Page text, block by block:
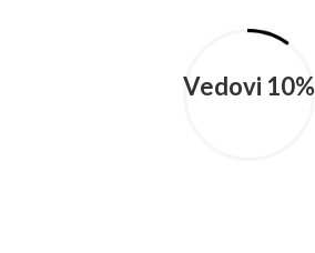
Vedovi 10%